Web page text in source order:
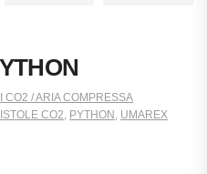
CO2 / ARIA COMPRESSA
CO2, PYTHON , UMAREX